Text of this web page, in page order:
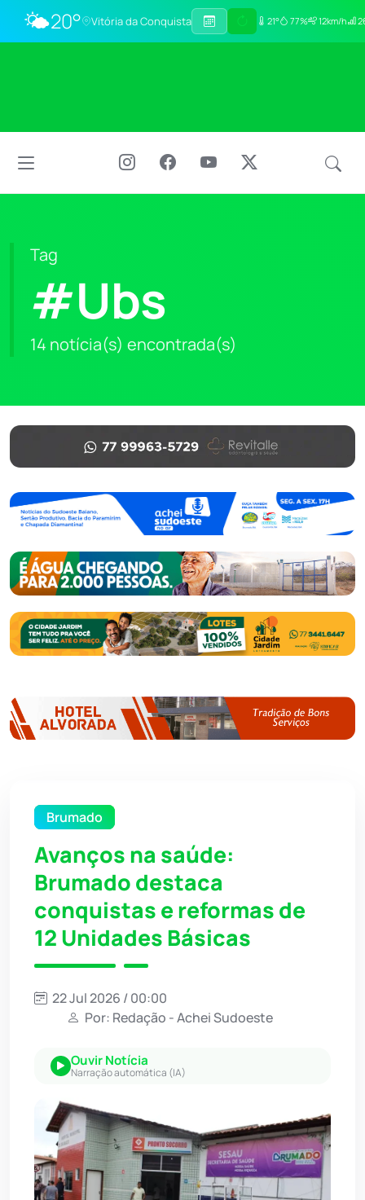
🌤️20° Vitória da Conquista 21° 77% 12km/h
Tag
#Ubs
14 notícia(s) encontrada(s)
Brumado
Avanços na saúde:
Brumado destaca
conquistas e reformas de
12 Unidades Básicas
22 Jul 2026 / 00:00
Por: Redação - Achei Sudoeste
Ouvir Notícia
Narração automática (IA)